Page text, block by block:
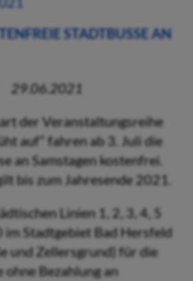
STADTBUSSE AN
29.06.2021
der Veranstaltungsreihe
auf“ fahren ab 3. Juli die
an Samstagen kostenfrei.
bis zum Jahresende 2021.
Linien 1, 2, 3, 4, 5
im Stadtgebiet Bad Hersfeld
und Zellersgrund) für die
Bezahlung an